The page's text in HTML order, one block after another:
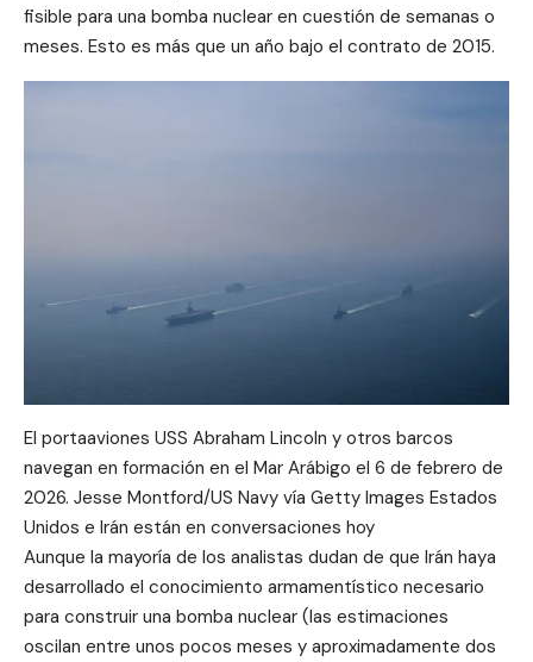
fisible para una bomba nuclear en cuestión de semanas o
meses. Esto es más que un año bajo el contrato de 2015.
El portaaviones USS Abraham Lincoln y otros barcos
navegan en formación en el Mar Arábigo el 6 de febrero de
2026. Jesse Montford/US Navy vía Getty Images Estados
Unidos e Irán están en conversaciones hoy
Aunque la mayoría de los analistas dudan de que Irán haya
desarrollado el conocimiento armamentístico necesario
para construir una bomba nuclear (las estimaciones
oscilan entre unos pocos meses y aproximadamente dos